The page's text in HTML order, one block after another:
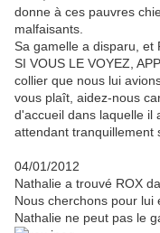
donne à ces pauvres
malfaisants.
Sa gamelle a disparu, et
SI VOUS LE VOYEZ,
collier que nous lui
vous plaît, aidez-nous
d'accueil dans laquelle il
attendant tranquillement
04/01/2012
Nathalie a trouvé ROX
Nous cherchons pour lui
Nathalie ne peut pas le